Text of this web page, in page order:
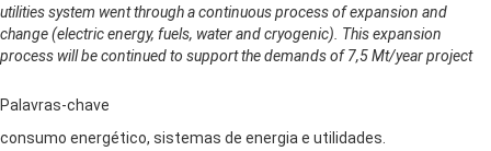
utilities system went through a continuous process of expansion and
change (electric energy, fuels, water and cryogenic). This expansion
process will be continued to support the demands of 7,5 Mt/year project
Palavras-chave
consumo energético, sistemas de energia e utilidades.